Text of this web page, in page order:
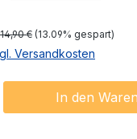
Regulärer Preis:
14,90 € (13.09% gespart)
Versandkosten
Gib den
In den